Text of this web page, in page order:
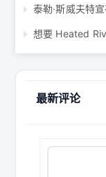
想要 Heated
最新评论